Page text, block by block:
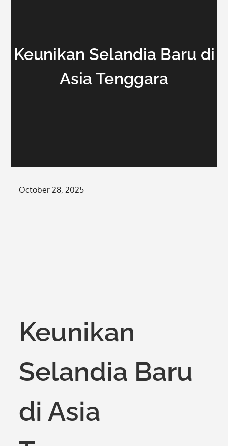
Keunikan Selandia Baru di
Asia Tenggara
Posted
October 28, 2025
Keunikan
Selandia Baru
di Asia